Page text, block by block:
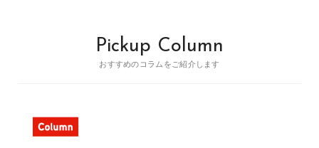
Pickup Column
おすすめのコラムをご紹介します